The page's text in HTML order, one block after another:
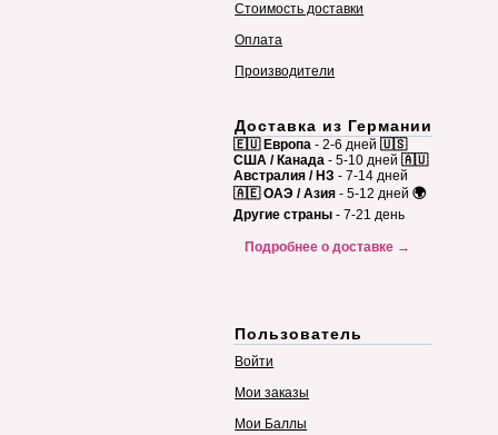
Стоимость доставки
Оплата
Производители
Доставка из Германии
🇪🇺 Европа - 2-6 дней 🇺🇸
США / Канада - 5-10 дней 🇦🇺
Австралия / НЗ - 7-14 дней
🇦🇪 ОАЭ / Азия - 5-12 дней 🌍
Другие страны - 7-21 день
Подробнее о доставке →
Пользователь
Войти
Мои заказы
Мои Баллы